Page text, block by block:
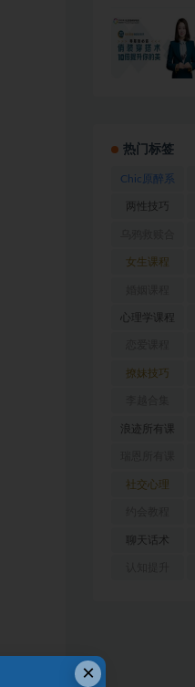
热门标签
Chic原醉系
列(47)
两性技巧
集(42)
女生课程
(54)
心理学课程
(54)
撩妹技巧
(23)
浪迹所有课
程(26)
社交心理
(51)
聊天话术
×